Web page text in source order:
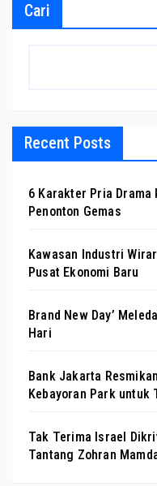
Cari
Recent Posts
6 Karakter Pria Drama
Penonton Gemas
Kawasan Industri
Pusat Ekonomi Baru
Brand New Day’
Hari
Bank Jakarta
Kebayoran Park untuk
Tak Terima Israel
Tantang Zohran